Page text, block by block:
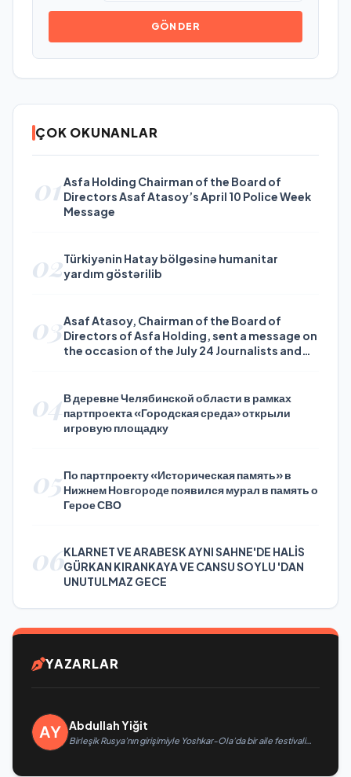
GÖNDER
ÇOK OKUNANLAR
01Asfa Holding Chairman of the Board of
Directors Asaf Atasoy’s April 10 Police Week
Message
02Türkiyənin Hatay bölgəsinə humanitar
yardım göstərilib
03Asaf Atasoy, Chairman of the Board of
Directors of Asfa Holding, sent a message on
the occasion of the July 24 Journalists and
04В деревне Челябинской области в рамках
партпроекта «Городская среда» открыли
игровую площадку
05По партпроекту «Историческая память» в
Нижнем Новгороде появился мурал в память о
Герое СВО
06KLARNET VE ARABESK AYNI SAHNE'DE HALİS
GÜRKAN KIRANKAYA VE CANSU SOYLU 'DAN
UNUTULMAZ GECE
YAZARLAR
Abdullah Yiğit
Birleşik Rusya’nın girişimiyle Yoshkar-Ola’da bir aile festivali